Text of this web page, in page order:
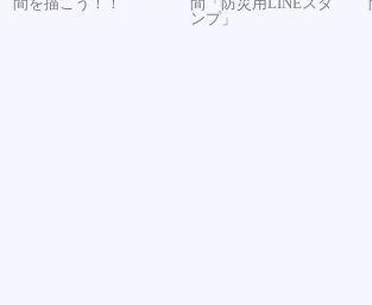
ンプ」